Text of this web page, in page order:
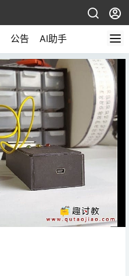
公告 AI助手